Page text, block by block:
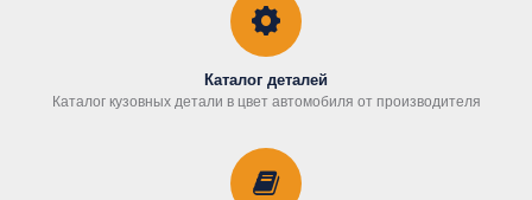
Каталог деталей
Каталог кузовных детали в цвет автомобиля от производителя